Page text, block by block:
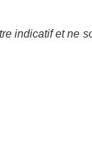
indicatif et ne